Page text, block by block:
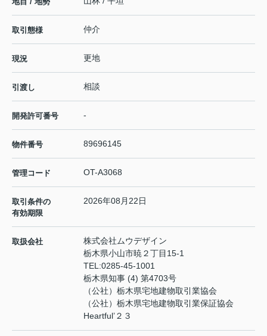
取引態様 仲介
現況 更地
引渡し 相談
開発許可番号 -
物件番号 89696145
管理コード OT-A3068
取引条件の
有効期限
2026年08月22日
取扱会社
株式会社ムウデザイン
栃木県小山市暁２丁目15-1
TEL:0285-45-1001
栃木県知事 (4) 第4703号
（公社）栃木県宅地建物取引業協会
（公社）栃木県宅地建物取引業保証協会
Heartful’２３